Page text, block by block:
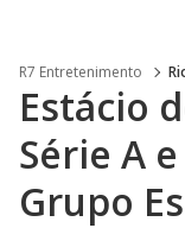
R7 Entretenimento
Estácio
Série A
Grupo